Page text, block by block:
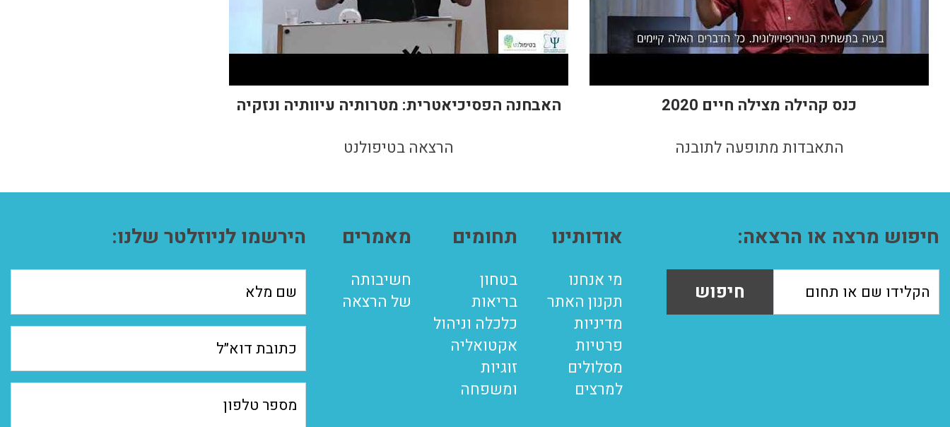
כנס קהילה מצילה חיים 2020
התאבדות מתופעה לתובנה
האבחנה הפסיכיאטרית: מטרותיה עיוותיה ונזקיה
הרצאה בטיפולנט
חיפוש מרצה או הרצאה:
חיפוש
אודותינו
מי אנחנו
תקנון האתר
מדיניות
פרטיות
מסלולים
למרצים
תחומים
בטחון
בריאות
כלכלה וניהול
אקטואליה
זוגיות
ומשפחה
מאמרים
חשיבותה
של הרצאה
הירשמו לניוזלטר שלנו: